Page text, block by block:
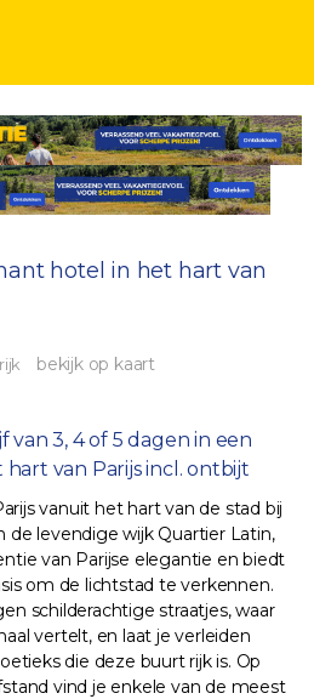
hotel in het hart van
bekijk op kaart
van 3, 4 of 5 dagen in een
van Parijs incl. ontbijt
vanuit het hart van de stad bij
de levendige wijk Quartier Latin,
van Parijse elegantie en biedt
om de lichtstad te verkennen.
schilderachtige straatjes, waar
vertelt, en laat je verleiden
die deze buurt rijk is. Op
vind je enkele van de meest